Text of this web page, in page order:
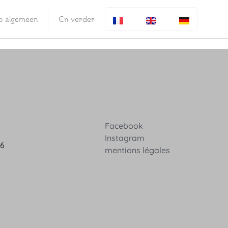
algemeen En verder
Facebook
Instagram
mentions légales